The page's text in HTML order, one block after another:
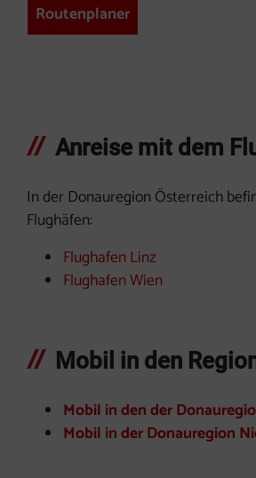
Routenplaner
Anreise mit dem
In der Donauregion Österreich
Flughäfen:
Flughafen Linz
Flughafen Wien
Mobil in den
Mobil in den der
Mobil in der Donauregion